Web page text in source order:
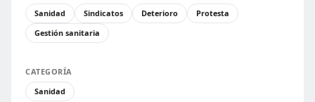
Sanidad
Sindicatos Deterioro
Protesta
Gestión sanitaria
CATEGORÍA
Sanidad